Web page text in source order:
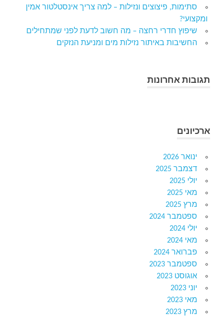
סתימות, פיצוצים ונזילות – למה צריך אינסטלטור אמין
ומקצועי?
שיפוץ חדרי רחצה – מה חשוב לדעת לפני שמתחילים
החשיבות באיתור נזילות מים ומניעת הנזקים
תגובות אחרונות
ארכיונים
ינואר 2026
דצמבר 2025
יולי 2025
מאי 2025
מרץ 2025
ספטמבר 2024
יולי 2024
מאי 2024
פברואר 2024
ספטמבר 2023
אוגוסט 2023
יוני 2023
מאי 2023
מרץ 2023